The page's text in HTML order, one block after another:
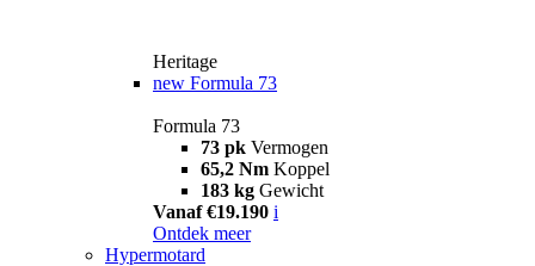
Heritage
new Formula 73
Formula 73
73 pk Vermogen
65,2 Nm Koppel
183 kg Gewicht
Vanaf €19.190 i
Ontdek meer
Hypermotard